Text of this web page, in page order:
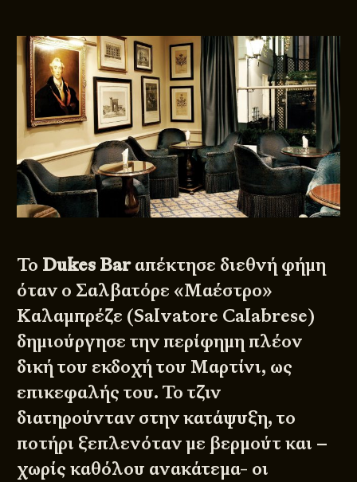
Το Dukes Barαπέκτησε διεθνή φήμη
όταν ο Σαλβατόρε «Μαέστρο»
Καλαμπρέζε (Salvatore Calabrese)
δημιούργησε την περίφημη πλέον
δική του εκδοχή του Μαρτίνι, ως
επικεφαλής του. Το τζιν
διατηρούνταν στην κατάψυξη, το
ποτήρι ξεπλενόταν με βερμούτ και –
χωρίς καθόλου ανακάτεμα- οι